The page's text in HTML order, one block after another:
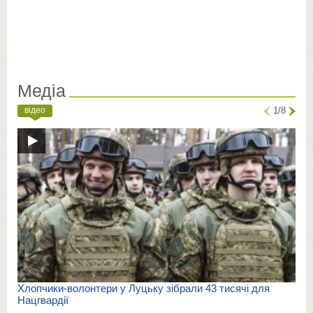
Медіа
відео 1/8
Хлопчики-волонтери у Луцьку зібрали 43 тисячі для
Нацгвардії